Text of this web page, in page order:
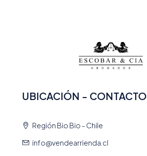
UBICACIÓN - CONTACTO
Región Bio Bio - Chile
info@vendearrienda.cl